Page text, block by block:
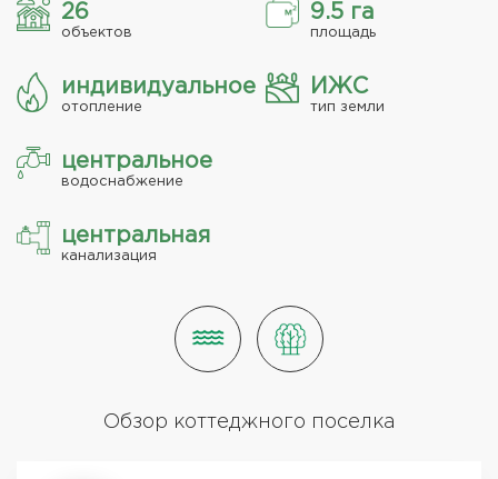
26
объектов
9.5 га
площадь
индивидуальное
отопление
ИЖС
тип земли
центральное
водоснабжение
центральная
канализация
Обзор коттеджного поселка